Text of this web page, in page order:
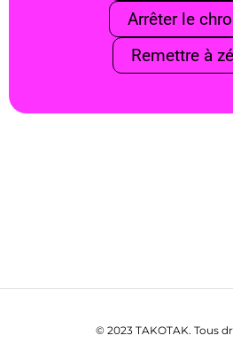
Arrêter le
Remettre à
© 2023 TAKOTAK. Tous